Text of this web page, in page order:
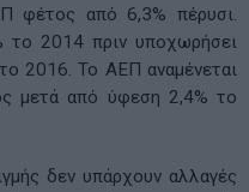
φέτος από 6,3% πέρυσι.
το 2014 πριν υποχωρήσει
2016. Το ΑΕΠ αναμένεται
μετά από ύφεση 2,4% το
δεν υπάρχουν αλλαγές